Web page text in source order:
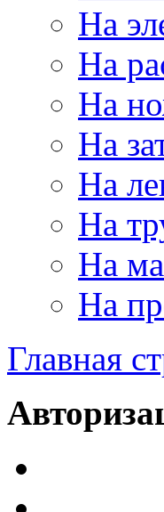
На
На
На
На
На
На
На
На
Главная